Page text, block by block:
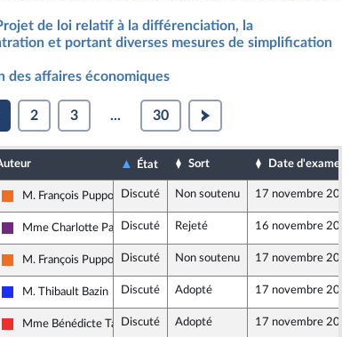
de loi relatif à la différenciation, la
et portant diverses mesures de simplification
des affaires économiques
2 3 ... 30
État Sort Date d'examen
Mouvement Démocrate (MoDem) et Démocrates apparentés
M. François PupponiDiscuté Non soutenu 17 novembre 2021
La République en Marche
Mme Charlotte Parmentier-Lecocq
Discuté Rejeté 16 novembre 2021
Mouvement Démocrate (MoDem) et Démocrates apparentés
M. François PupponiDiscuté Non soutenu 17 novembre 2021
Les Républicains
M. Thibault Bazin Discuté Adopté 17 novembre 2021
La France insoumise
Mme Bénédicte TaurineDiscuté Adopté 17 novembre 2021